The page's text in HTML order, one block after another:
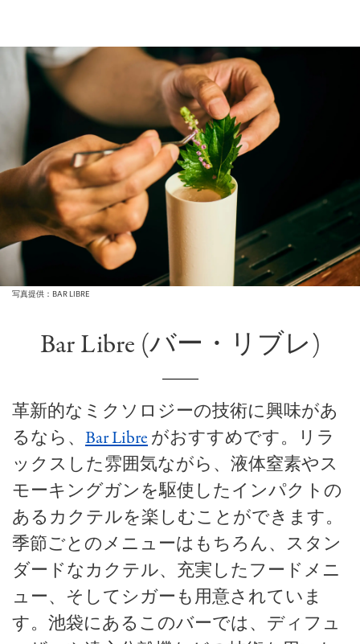
写真提供：BAR LIBRE
Bar Libre (バー・リブレ)
革新的なミクソロジーの技術に興味があ
るなら、 Bar Libre がおすすめです。リラ
ックスした雰囲気ながら、液体窒素やス
モーキングガンを駆使したインパクトの
あるカクテルを楽しむことができます。
季節ごとのメニューはもちろん、スタン
ダードなカクテル、充実したフードメニ
ュー、そしてシガーも用意されていま
す。池袋にあるこのバーでは、ディフュ